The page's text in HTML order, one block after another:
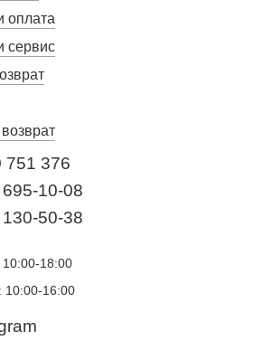
оплата
сервис
751 376
10-08
50-38
18:00
10:00-16:00